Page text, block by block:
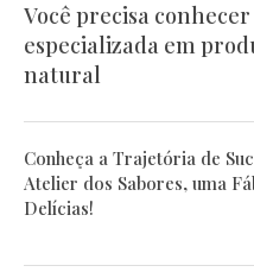
Você precisa
especializada em
natural
Conheça a Trajetória de
Atelier dos Sabores, uma
Delícias!